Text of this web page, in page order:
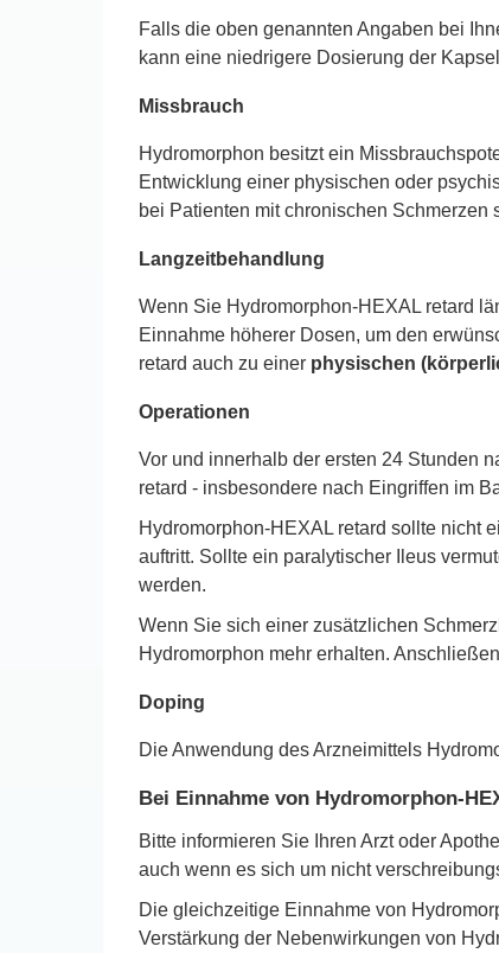
Falls die oben genannten Angaben bei
kann eine niedrigere Dosierung der
Missbrauch
Hydromorphon besitzt ein
Entwicklung einer physischen oder
bei Patienten mit chronischen Schmerzen
Langzeitbehandlung
Wenn Sie Hydromorphon-HEXAL retard
Einnahme höherer Dosen, um den
retard auch zu einer physischen
Operationen
Vor und innerhalb der ersten 24 Stunden
retard - insbesondere nach Eingriffen im
Hydromorphon-HEXAL retard sollte nicht
auftritt. Sollte ein paralytischer Ileus
werden.
Wenn Sie sich einer zusätzlichen
Hydromorphon mehr erhalten.
Doping
Die Anwendung des Arzneimittels
Bei Einnahme von Hydromorphon-
Bitte informieren Sie Ihren Arzt oder
auch wenn es sich um nicht
Die gleichzeitige Einnahme von
Verstärkung der Nebenwirkungen von